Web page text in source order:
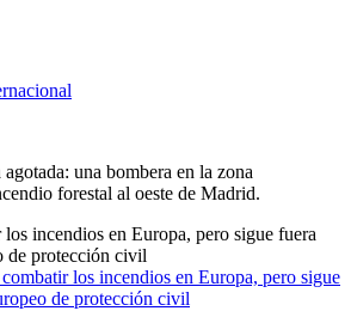
incendios en Europa, pero sigue fuera
de protección civil
los incendios en Europa, pero sigue
de protección civil